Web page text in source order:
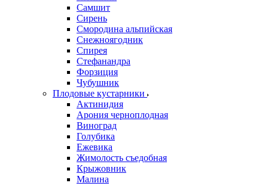
Самшит
Сирень
Смородина альпийская
Снежноягодник
Спирея
Стефанандра
Форзиция
Чубушник
Плодовые кустарники
Актинидия
Арония черноплодная
Виноград
Голубика
Ежевика
Жимолость съедобная
Крыжовник
Малина